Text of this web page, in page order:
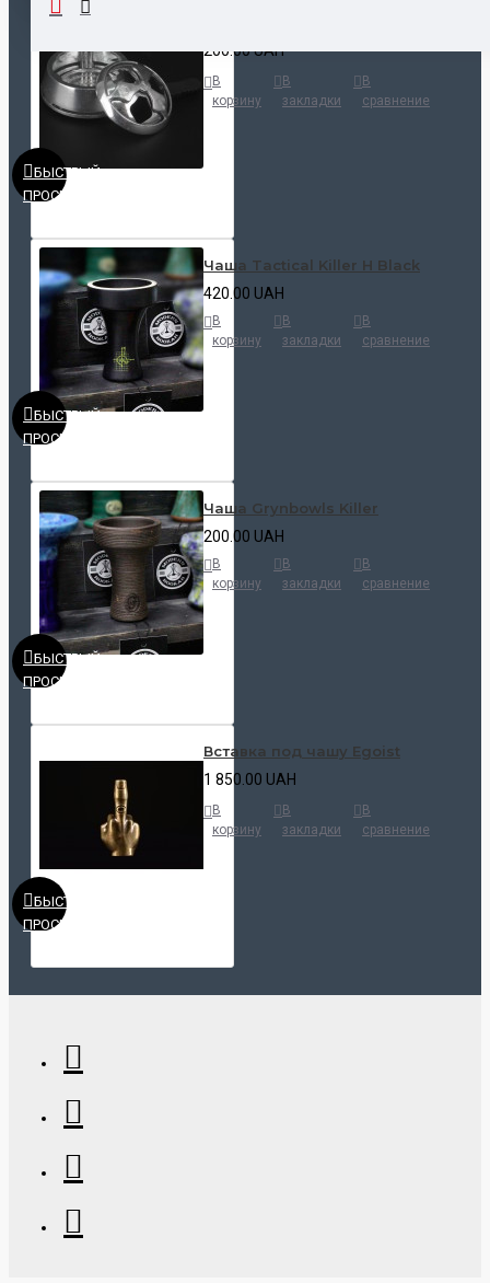
БЫСТРЫЙ
ПРОСМОТР
200.00 UAH
В
корзину
В
закладки
В
сравнение
БЫСТРЫЙ
ПРОСМОТР
Чаша Tactical Killer H Black
420.00 UAH
В
корзину
В
закладки
В
сравнение
БЫСТРЫЙ
ПРОСМОТР
Чаша Grynbowls Killer
200.00 UAH
В
корзину
В
закладки
В
сравнение
БЫСТРЫЙ
ПРОСМОТР
Вставка под чашу Egoist
1 850.00 UAH
В
корзину
В
закладки
В
сравнение